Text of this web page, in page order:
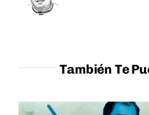
También Te